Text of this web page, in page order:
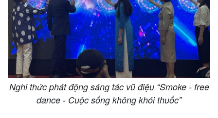
Nghi thức phát động sáng tác vũ điệu “Smoke - free
dance - Cuộc sống không khói thuốc”